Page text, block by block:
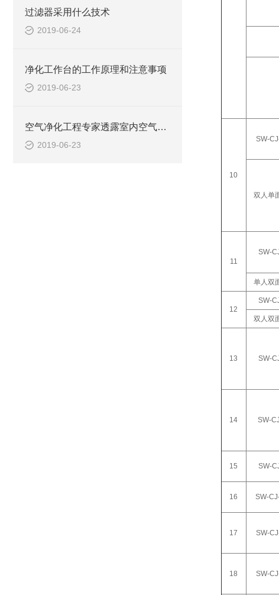
过滤器采用什么技术
2019-06-24
净化工作台的工作原理和注意事项
2019-06-23
空气净化工程专家透露室内空气污染的几大因素
2019-06-23
10
SW-
双人单
11
SW-
单人双
12
SW-
双人双
13 SW-
14 SW-
15 SW-
16 SW-
17 SW-
18 SW-